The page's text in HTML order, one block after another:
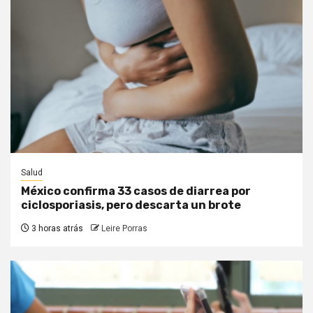
Salud
México confirma 33 casos de diarrea por
ciclosporiasis, pero descarta un brote
3 horas atrás Leire Porras